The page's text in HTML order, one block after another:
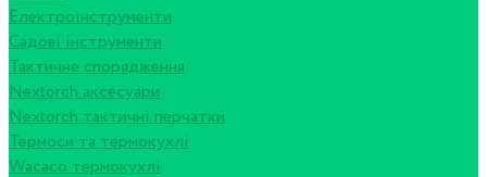
Електроінструменти
Садові інструменти
Тактичне спорядження
Nextorch аксесуари
Nextorch тактичні перчатки
Термоси та термокухлі
Wacaco термокухлі